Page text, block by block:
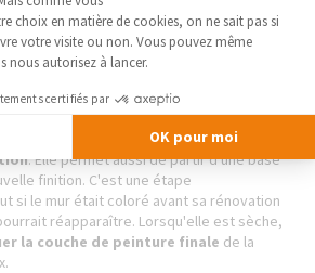
les trois premières étapes, quitte à
et le ponçage plusieurs fois jusqu'à
on applique unesous-couche
d'accrochage blanchefacilite la tenue
. Elle permet aussi de partir d'une base
finition. C'est une étape
si le mur était coloré avant sa rénovation
réapparaître. Lorsqu'elle est sèche,
la couche de peinture finale de la
choix en matière de cookies, on ne sait pas si
votre visite ou non. Vous pouvez même
nous autorisez à lancer.
certifiés par
OK pour moi
Axeptio consent